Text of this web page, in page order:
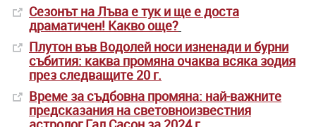
Сезонът на Лъва е тук и ще е доста
драматичен! Какво още?
Плутон във Водолей носи изненади и бурни
събития: каква промяна очаква всяка зодия
през следващите 20 г.
Време за съдбовна промяна: най-важните
предсказания на световноизвестния